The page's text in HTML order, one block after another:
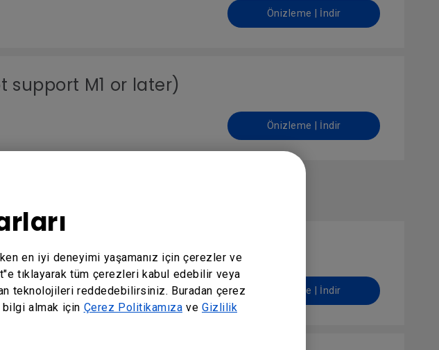
en iyi deneyimi yaşamanız için çerezler ve
tıklayarak tüm çerezleri kabul edebilir veya
teknolojileri reddedebilirsiniz. Buradan çerez
bilgi almak için Çerez Politikamıza ve Gizlilik
Önizleme | İndir
support M1 or later)
Önizleme | İndir
Önizleme | İndir